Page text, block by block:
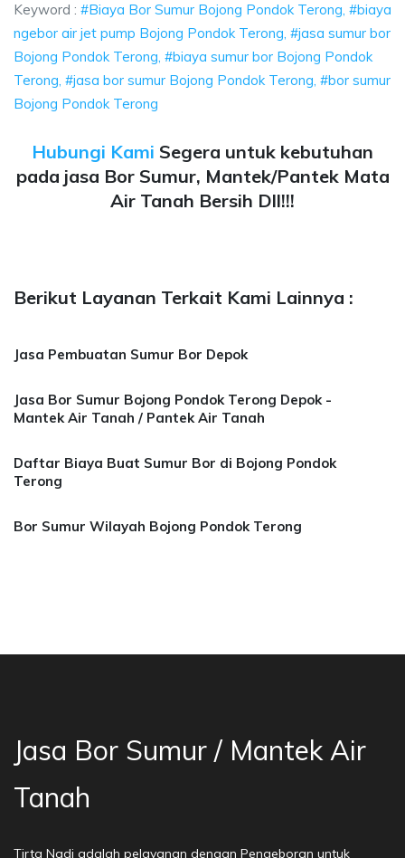
Keyword : #Biaya Bor Sumur Bojong Pondok Terong, #biaya
ngebor air jet pump Bojong Pondok Terong, #jasa sumur bor
Bojong Pondok Terong, #biaya sumur bor Bojong Pondok
Terong, #jasa bor sumur Bojong Pondok Terong, #bor sumur
Bojong Pondok Terong
Hubungi Kami Segera untuk kebutuhan
pada jasa Bor Sumur, Mantek/Pantek Mata
Air Tanah Bersih Dll!!!
Berikut Layanan Terkait Kami Lainnya :
Jasa Pembuatan Sumur Bor Depok
Jasa Bor Sumur Bojong Pondok Terong Depok -
Mantek Air Tanah / Pantek Air Tanah
Daftar Biaya Buat Sumur Bor di Bojong Pondok
Terong
Bor Sumur Wilayah Bojong Pondok Terong
Jasa Bor Sumur / Mantek Air
Tanah
Tirta Nadi adalah pelayanan dengan Pengeboran untuk